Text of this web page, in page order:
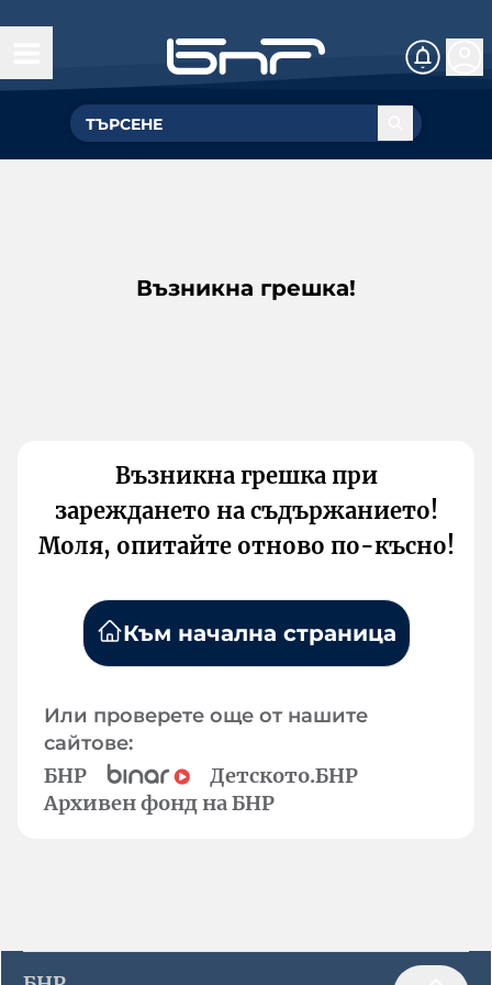
Възникна грешка!
Възникна грешка при
зареждането на съдържанието!
Моля, опитайте отново по-късно!
Към начална страница
Или проверете още от нашите
сайтове:
БНР
Детското.БНР
Архивен фонд на БНР